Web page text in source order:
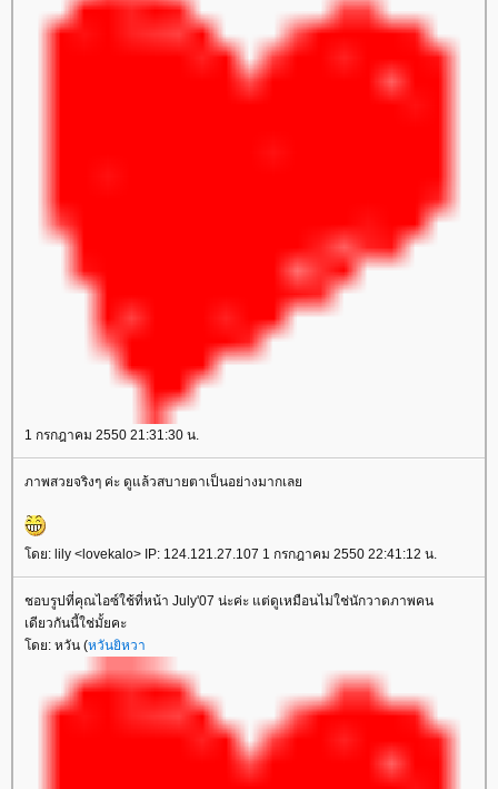
1 กรกฎาคม 2550 21:31:30 น.
ภาพสวยจริงๆ ค่ะ ดูแล้วสบายตาเป็นอย่างมากเล
ดย: lily <lovekalo> IP: 124.121.27.107 1 กรกฎาคม 2550 22:41:12 น.
ชอบรูปที่คุณไอซ์ใช้ที่หน้า July'07 น่ะค่ะ แต่ดูเหมือนไม่ใช่นักวาดภาพคน
เดียวกันนี้ใช่มั้ยคะ
ดย: หวัน (หวันยิหวา